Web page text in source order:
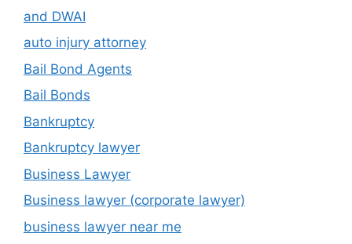
and DWAI
auto injury attorney
Bail Bond Agents
Bail Bonds
Bankruptcy
Bankruptcy lawyer
Business Lawyer
Business lawyer (corporate lawyer)
business lawyer near me